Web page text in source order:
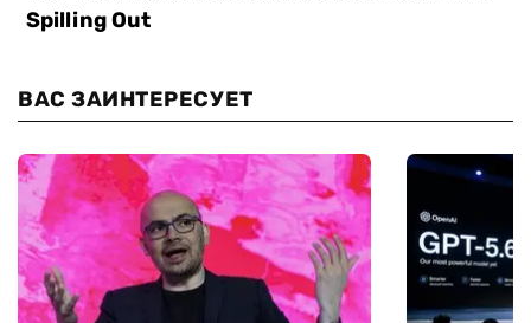
ВАС ЗАИНТЕРЕСУЕТ